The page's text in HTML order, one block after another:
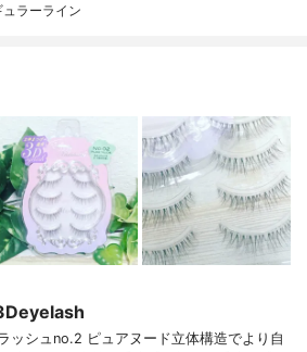
ラーライン
ッシュno.2 ピュアヌード立体構造でより自